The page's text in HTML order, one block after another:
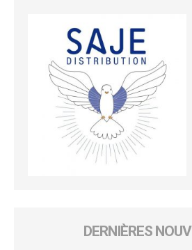
DERNIÈRES